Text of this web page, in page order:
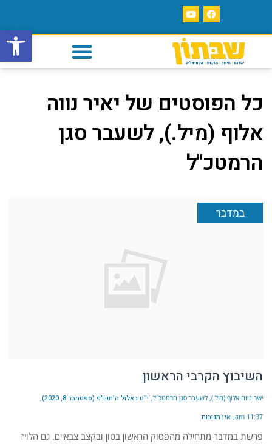
פתח
כל הפוסטים של יאיר נווה
אלוף (מיל.), לשעבר סגן
הרמטכ"ל
במדבר
השיבוץ הקרבי הראשון
יאיר נווה אלוף (מיל.), לשעבר סגן הרמטכ"ל י״ט באלול ה׳תש״פ (ספטמבר 8, 2020)
11:37 am אין תגובות
פרשת במדבר מתחילה מהפסוק הראשון בטון ובקצב צבאיים. גם הלו״ז